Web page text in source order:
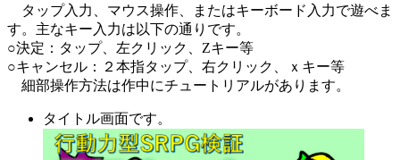
タップ入力、マウス操作、またはキーボード入力で遊べま
す。主なキー入力は以下の通りです。
○決定：タップ、左クリック、Zキー等
○キャンセル：２本指タップ、右クリック、ｘキー等
細部操作方法は作中にチュートリアルがあります。
タイトル画面です。